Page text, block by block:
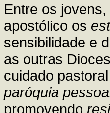
Entre os
apostólico os
sensibilidade e
as outras
cuidado
paróquia
promovendo